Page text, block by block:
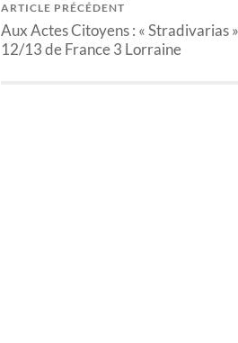
ARTICLE PRÉCÉDENT
Aux Actes Citoyens : « Stradivarias
12/13 de France 3 Lorraine